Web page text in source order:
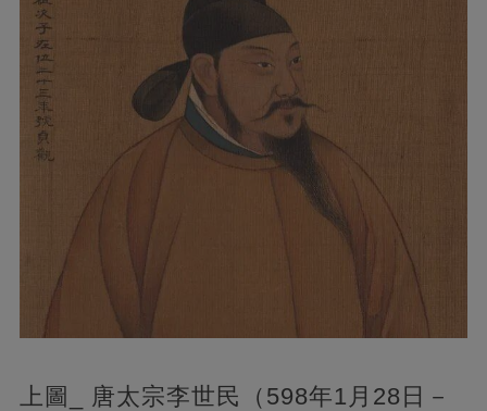
上圖_ 唐太宗李世民（598年1月28日－